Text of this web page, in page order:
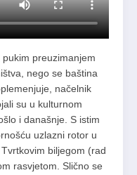
preuzimanjem
nego se baština
načelnik
su u kulturnom
i današnje. S istim
uzlazni rotor u
biljegom (rad
rasvjetom. Slično se